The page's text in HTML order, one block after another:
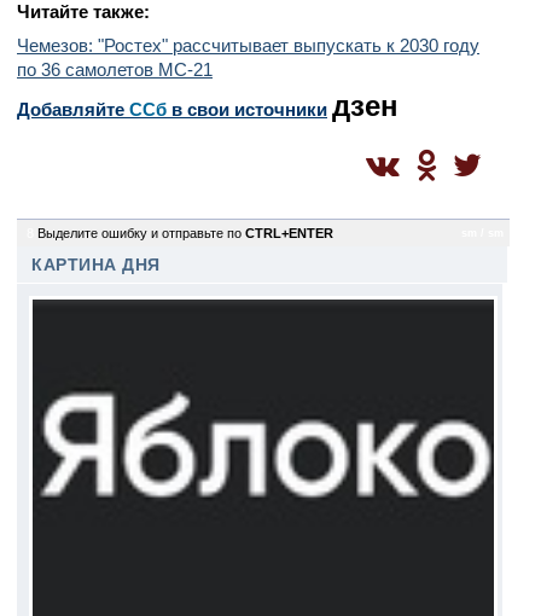
Читайте также:
Чемезов: "Ростех" рассчитывает выпускать к 2030 году
по 36 самолетов МС-21
Добавляйте CСб в свои источники дзен
Выделите ошибку и отправьте по CTRL+ENTER
КАРТИНА ДНЯ